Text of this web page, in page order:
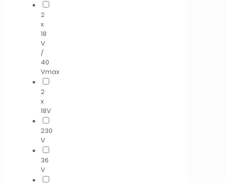
2
x
18
V
/
40
Vmax
2
x
18V
230
V
36
V